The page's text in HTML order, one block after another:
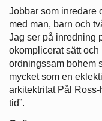
Jobbar som inredare
med man, barn och
Jag ser på ­inredning
okomplicerat sätt och
ordningssam bohem
mycket som en
arkitektritat Pål Ross-
tid”.